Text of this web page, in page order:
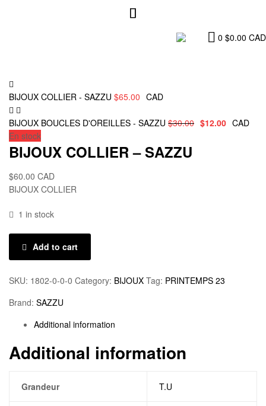
0 $0.00 CAD
BIJOUX COLLIER - SAZZU $65.00 CAD
BIJOUX BOUCLES D'OREILLES - SAZZU $30.00 $12.00 CAD
En stock
BIJOUX COLLIER – SAZZU
$60.00 CAD
BIJOUX COLLIER
1 in stock
Add to cart
SKU: 1802-0-0-0 Category: BIJOUX Tag: PRINTEMPS 23
Brand: SAZZU
Additional information
Additional information
Grandeur T.U